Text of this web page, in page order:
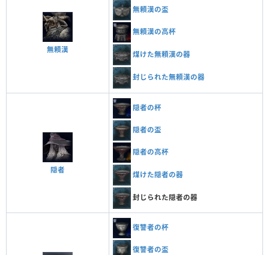
無頼漢
無頼漢の盃
無頼漢の高杯
煤けた無頼漢の器
封じられた無頼漢の器
隠者
隠者の杯
隠者の盃
隠者の高杯
煤けた隠者の器
封じられた隠者の器
復讐者の杯
復讐者の盃